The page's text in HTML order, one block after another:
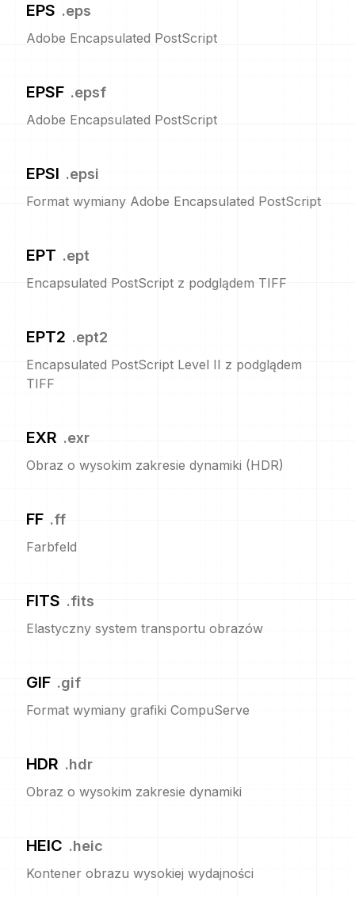
EPS .eps
Adobe Encapsulated PostScript
EPSF .epsf
Adobe Encapsulated PostScript
EPSI .epsi
Format wymiany Adobe Encapsulated PostScript
EPT .ept
Encapsulated PostScript z podglądem TIFF
EPT2 .ept2
Encapsulated PostScript Level II z podglądem
TIFF
EXR .exr
Obraz o wysokim zakresie dynamiki (HDR)
FF .ff
Farbfeld
FITS .fits
Elastyczny system transportu obrazów
GIF .gif
Format wymiany grafiki CompuServe
HDR .hdr
Obraz o wysokim zakresie dynamiki
HEIC .heic
Kontener obrazu wysokiej wydajności